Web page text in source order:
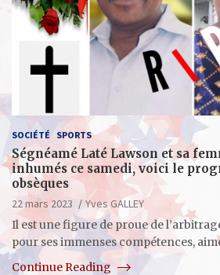
SOCIÉTÉ SPORTS
Ségnéamé Laté Lawson et sa
inhumés ce samedi, voici le
obsèques
22 mars 2023
Yves GALLEY
Il est une figure de proue de
pour ses immenses compétences,
Continue Reading